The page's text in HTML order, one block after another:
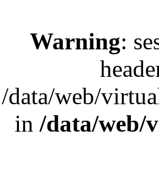
Warning:
/data/web/
in /data/web/